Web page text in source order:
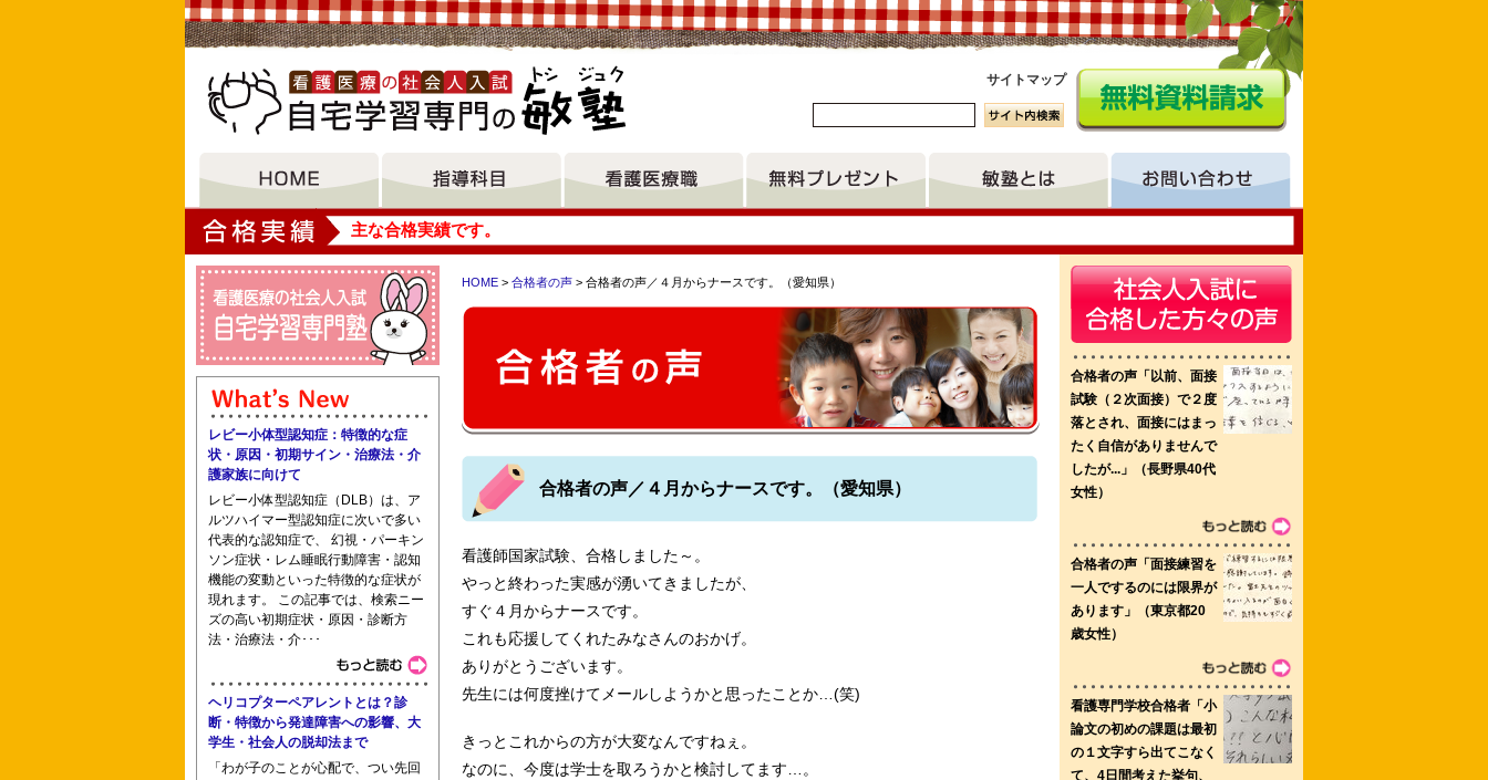
サイトマップ
大垣女子短期大学 主な合格実績です。
宮本看護専門学校 認定看護師教育課程皮膚・排泄ケア分野 鹿児島中央看護学校 九州女子大学家政学部栄養学科 国際医療看護福祉大学校
桶川伊奈北本准看護学校 桑名看護専門学校 北海道看護専門学校 東京都立府中看護専門学校 倉敷看護専門学校
東京都立板橋看護専門学校 都立青梅看護専門学校 都立広尾看護専門学校等 日本医科学大学校 東京衛生看護専門学校（通信制）
済生会湘南平塚病院 平塚市民病院 中部リハビリテーション専門学校 早稲田医療技術専門学校保健学科 仁愛大学人間生活学部健康栄養学科
学校法人湘央学園浦添看護学校 済生会川口看護専門学校 御殿場看護学校 長野看護専門学校 横浜未来看護専門学校
HOME > 合格者の声 > 合格者の声／４月からナースです。（愛知県）
合格者の声／４月からナースです。（愛知県）
看護師国家試験、合格しました～。
やっと終わった実感が湧いてきましたが、
すぐ４月からナースです。
これも応援してくれたみなさんのおかげ。
ありがとうございます。
先生には何度挫けてメールしようかと思ったことか…(笑)
きっとこれからの方が大変なんですねぇ。
なのに、今度は学士を取ろうかと検討してます…。
レビー小体型認知症：特徴的な症
状・原因・初期サイン・治療法・介
護家族に向けて
レビー小体型認知症（DLB）は、ア
ルツハイマー型認知症に次いで多い
代表的な認知症で、 幻視・パーキン
ソン症状・レム睡眠行動障害・認知
機能の変動といった特徴的な症状が
現れます。 この記事では、検索ニー
ズの高い初期症状・原因・診断方
法・治療法・介･･･
ヘリコプターペアレントとは？診
断・特徴から発達障害への影響、大
学生・社会人の脱却法まで
「わが子のことが心配で、つい先回